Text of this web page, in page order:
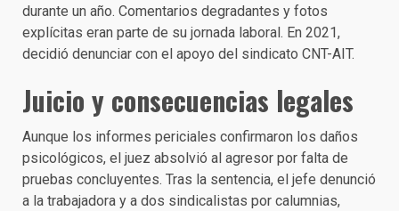
durante un año. Comentarios degradantes y fotos
explícitas eran parte de su jornada laboral. En 2021,
decidió denunciar con el apoyo del sindicato CNT-AIT.
Juicio y consecuencias legales
Aunque los informes periciales confirmaron los daños
psicológicos, el juez absolvió al agresor por falta de
pruebas concluyentes. Tras la sentencia, el jefe denunció
a la trabajadora y a dos sindicalistas por calumnias,